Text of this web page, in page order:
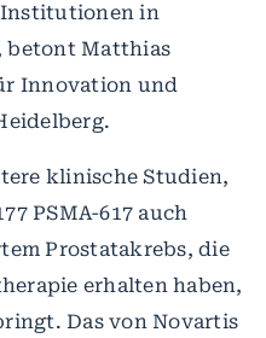
Institutionen in
betont Matthias
Innovation und
klinische Studien,
PSMA-617 auch
Prostatakrebs, die
erhalten haben,
Das von Novartis